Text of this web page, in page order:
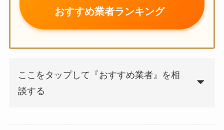
おすすめ業者ランキング
ここをタップして『おすすめ業者』を相
談する